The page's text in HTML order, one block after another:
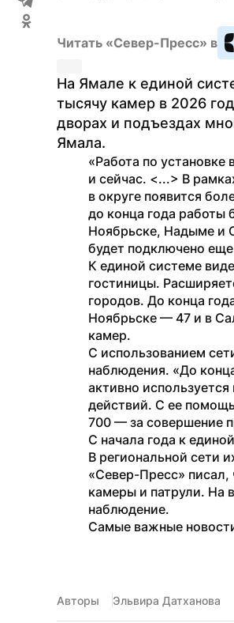
Читать «Север-Пресс» в
На Ямале к единой
тысячу камер в 2026
дворах и подъездах
Ямала.
«Работа по установке
и сейчас. <...> В
в округе появится
до конца года работы
Ноябрьске, Надыме и
будет подключено
К единой системе
гостиницы.
городов. До конца
Ноябрьске — 47 и в
камер.
С использованием
наблюдения. «До
активно
действий. С ее
700 — за совершение
С начала года к
В региональной сети
«Север-Пресс»
камеры и патрули. На
наблюдение.
Самые важные
Авторы Эльвира Датханова